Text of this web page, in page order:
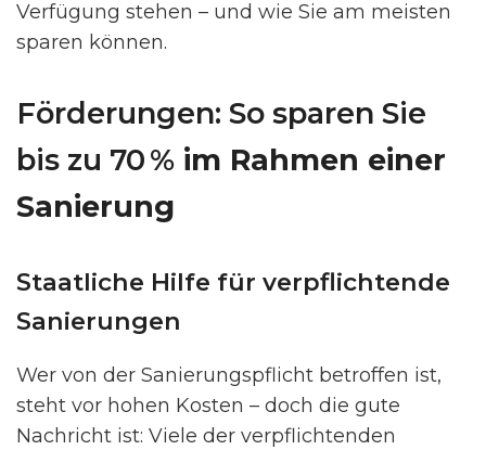
Verfügung stehen – und wie Sie am meisten
sparen können.
Förderungen: So sparen Sie
bis zu 70 % im Rahmen einer
Sanierung
Staatliche Hilfe für verpflichtende
Sanierungen
Wer von der Sanierungspflicht betroffen ist,
steht vor hohen Kosten – doch die gute
Nachricht ist: Viele der verpflichtenden